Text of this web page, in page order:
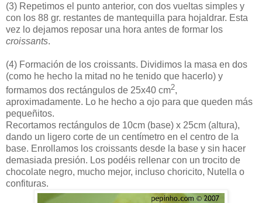
(3) Repetimos el punto anterior, con dos vueltas simples y
con los 88 gr. restantes de mantequilla para hojaldrar. Esta
vez lo dejamos reposar una hora antes de formar los
croissants.
(4) Formación de los croissants. Dividimos la masa en dos
(como he hecho la mitad no he tenido que hacerlo) y
formamos dos rectángulos de 25x40 cm2,
aproximadamente. Lo he hecho a ojo para que queden más
pequeñitos.
Recortamos rectángulos de 10cm (base) x 25cm (altura),
dando un ligero corte de un centímetro en el centro de la
base. Enrollamos los croissants desde la base y sin hacer
demasiada presión. Los podéis rellenar con un trocito de
chocolate negro, mucho mejor, incluso choricito, Nutella o
confituras.